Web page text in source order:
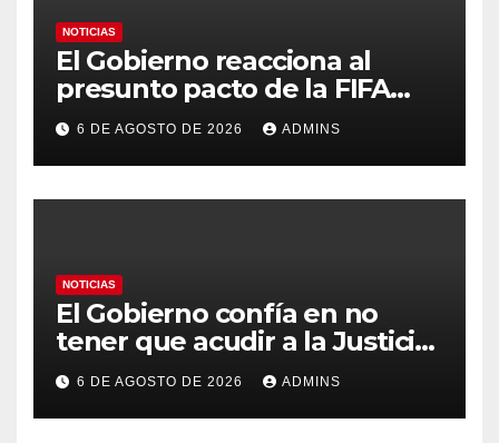
NOTICIAS
El Gobierno reacciona al
presunto pacto de la FIFA
con Marruecos para acoger la
final del Mundial 2030:
«Tiene que ser en España»
6 DE AGOSTO DE 2026 ADMINS
NOTICIAS
El Gobierno confía en no
tener que acudir a la Justicia
por el reparto de menores
mientras el PP pide la
apertura del Congreso por la
6 DE AGOSTO DE 2026 ADMINS